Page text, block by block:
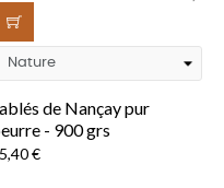
de Nançay pur
- 900 grs
€